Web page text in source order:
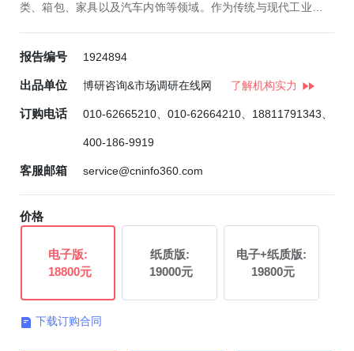
类、箱包、家具以及汽车内饰等领域。作为传统与现代工业结合
数...
报告编号 1924894
出品单位 博研咨询&市场调研在线网 了解机构实力
订购电话 010-62665210、010-62664210、18811791343、
400-186-9919
客服邮箱 service@cninfo360.com
价格
电子版:
18800元
纸质版:
19000元
电子+纸质版:
19800元
 下载订购合同